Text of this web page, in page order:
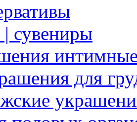
сувениры
для